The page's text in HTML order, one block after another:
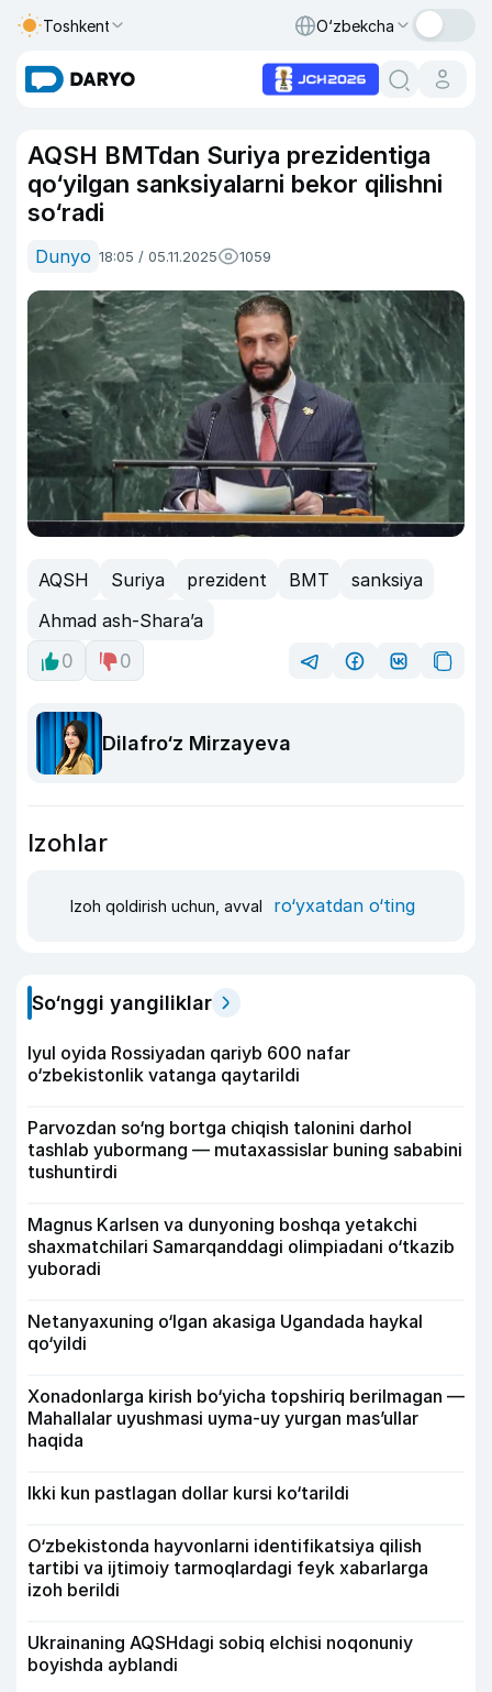
Toshkent O‘zbekcha
AQSH BMTdan Suriya prezidentiga
qo‘yilgan sanksiyalarni bekor qilishni
so‘radi
Dunyo 18:05 / 05.11.2025 1059
AQSH Suriya prezident BMT
sanksiya
Ahmad ash-Shara’a
0
0
Dilafro‘z Mirzayeva
Izohlar
Izoh qoldirish uchun, avval ro‘yxatdan o‘ting
So‘nggi yangiliklar
Iyul oyida Rossiyadan qariyb 600 nafar
o‘zbekistonlik vatanga qaytarildi
Parvozdan so‘ng bortga chiqish talonini darhol
tashlab yubormang — mutaxassislar buning sababini
tushuntirdi
Magnus Karlsen va dunyoning boshqa yetakchi
shaxmatchilari Samarqanddagi olimpiadani o‘tkazib
yuboradi
Netanyaxuning o‘lgan akasiga Ugandada haykal
qo‘yildi
Xonadonlarga kirish bo‘yicha topshiriq berilmagan —
Mahallalar uyushmasi uyma-uy yurgan mas’ullar
haqida
Ikki kun pastlagan dollar kursi ko‘tarildi
O‘zbekistonda hayvonlarni identifikatsiya qilish
tartibi va ijtimoiy tarmoqlardagi feyk xabarlarga
izoh berildi
Ukrainaning AQSHdagi sobiq elchisi noqonuniy
boyishda ayblandi